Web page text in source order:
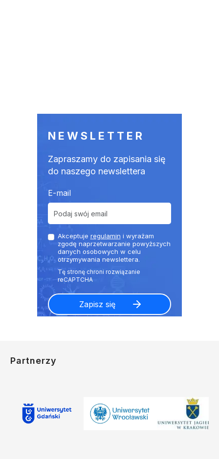
NEWSLETTER
Zapraszamy do zapisania się
do naszego newslettera
E-mail
Akceptuje regulamin i wyrażam
zgodę naprzetwarzanie powyższych
danych osobowych w celu
otrzymywania newslettera.
Partnerzy